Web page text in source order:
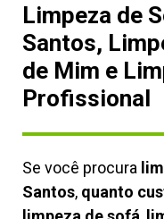
Limpeza de
Santos,
de Mim e
Profissional
Se você procura
Santos, quanto